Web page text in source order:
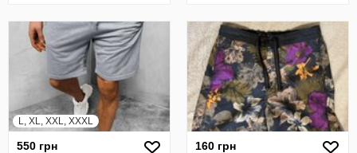
L, XL, XXL, XXXL
550 грн
160 грн